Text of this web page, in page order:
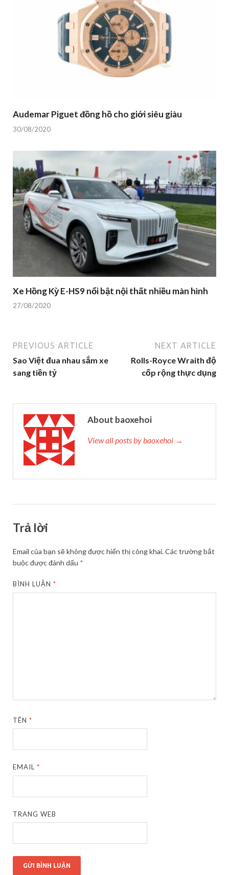
Audemar Piguet đồng hồ cho giới siêu giàu
30/08/2020
Xe Hồng Kỳ E-HS9 nổi bật nội thất nhiều màn hình
27/08/2020
PREVIOUS ARTICLE
Sao Việt đua nhau sắm xe
sang tiền tỷ
NEXT ARTICLE
Rolls-Royce Wraith độ
cốp rộng thực dụng
About baoxehoi
View all posts by baoxehoi →
Trả lời
Email của bạn sẽ không được hiển thị công khai.Các trường bắt
buộc được đánh dấu *
BÌNH LUẬN*
TÊN*
EMAIL*
TRANG WEB